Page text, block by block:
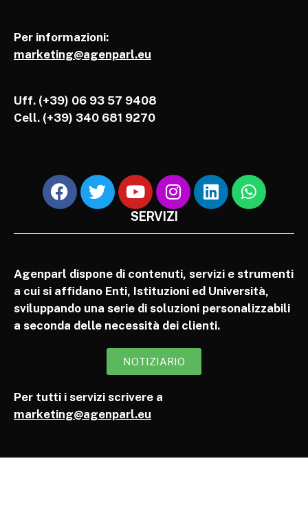
Per informazioni:
marketing@agenparl.eu
Uff. (+39) 06 93 57 9408
Cell. (+39) 340 681 9270
SERVIZI
Agenparl dispone di contenuti, servizi e strumenti
a cui si affidano Enti, Istituzioni ed Università,
sviluppando una serie di soluzioni personalizzabili
a seconda delle necessità dei clienti.
NOTIZIARIO
Per tutti i servizi scrivere a
marketing@agenparl.eu